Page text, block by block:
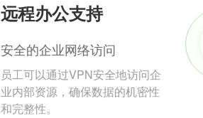
远程办公支持
安全的企业网络访问
员工可以通过VPN安全地访问企
业内部资源，确保数据的机密性
和完整性。